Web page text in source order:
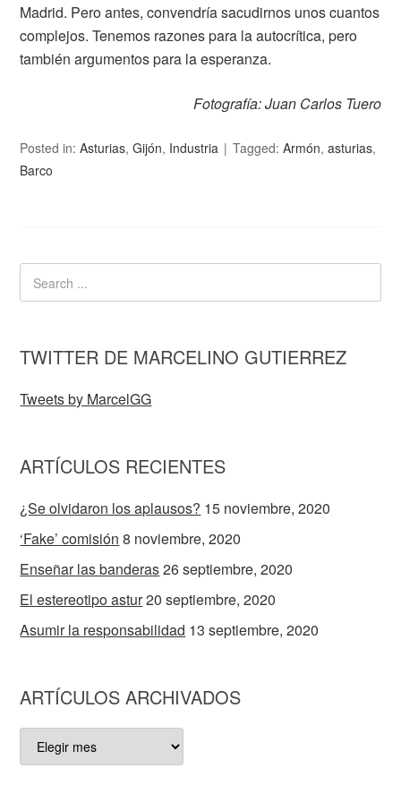
Madrid. Pero antes, convendría sacudirnos unos cuantos
complejos. Tenemos razones para la autocrítica, pero
también argumentos para la esperanza.
Fotografía: Juan Carlos Tuero
Posted in:Asturias,Gijón, Industria Tagged:Armón,asturias,
Barco
TWITTER DE MARCELINO GUTIERREZ
Tweets by MarcelGG
ARTÍCULOS RECIENTES
¿Se olvidaron los aplausos? 15 noviembre, 2020
‘Fake’ comisión 8 noviembre, 2020
Enseñar las banderas26 septiembre, 2020
El estereotipo astur20 septiembre, 2020
Asumir la responsabilidad 13 septiembre, 2020
ARTÍCULOS ARCHIVADOS
ARTÍCULOS
ARCHIVADOS